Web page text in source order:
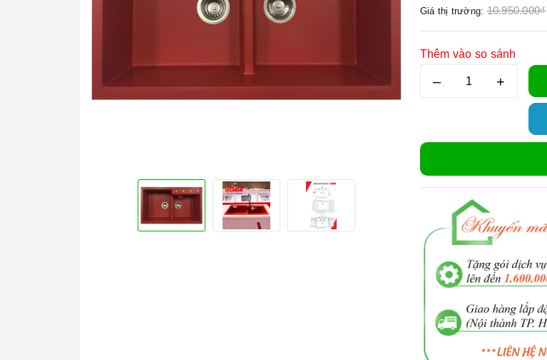
Giá thị trường: 10.950.000₫
Thêm vào so sánh
– +